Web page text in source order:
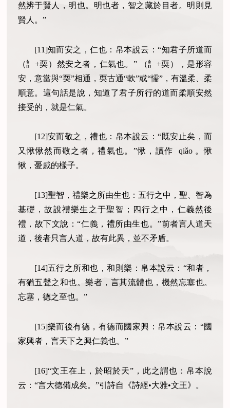
然辨于賢人，明也。明也者，智之藏於目者。明則見
賢人。”
[11]知而安之，仁也：帛本說云：“知君子所道而
（訁+耎）然安之者，仁氣也。” （訁+耎），是形容
安，意當與“耎”相通，耎古通“軟”或“懦”，有溫柔、柔
順意。這句話是說，知道了君子所行的道而柔順安然
接受的，就是仁氣。
[12]安而敬之，禮也：帛本說云：“既安止矣，而
又愀愀然而敬之者，禮氣也。”愀，讀作 qiǎo 。愀
愀，憂戚的樣子。
[13]聖智，禮樂之所由生也：五行之中，聖、智為
基礎，故說禮樂生之于聖智；四行之中，仁義然後
禮，故下文說：“仁義，禮所由生也。”前者言人道天
道，後者只言人道，故有此異，並不矛盾。
[14]五行之所和也，和則樂：帛本說云：“和者，
有猶五聲之和也。樂者，言其流體也，機然忘塞也。
忘塞，德之至也。”
[15]樂而後有德，有德而國家興：帛本說云：“國
家興者，言天下之興仁義也。”
[16]“文王在上，於昭於天”，此之謂也：帛本說
云：“言大德備成矣。”引詩自《詩經•大雅•文王》。